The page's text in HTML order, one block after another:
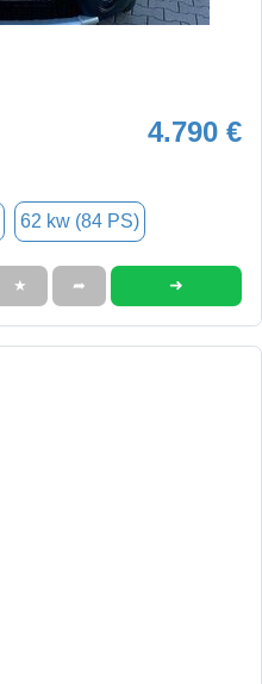
4.790 €
62 kw (84 PS)
★ ➦ ➜